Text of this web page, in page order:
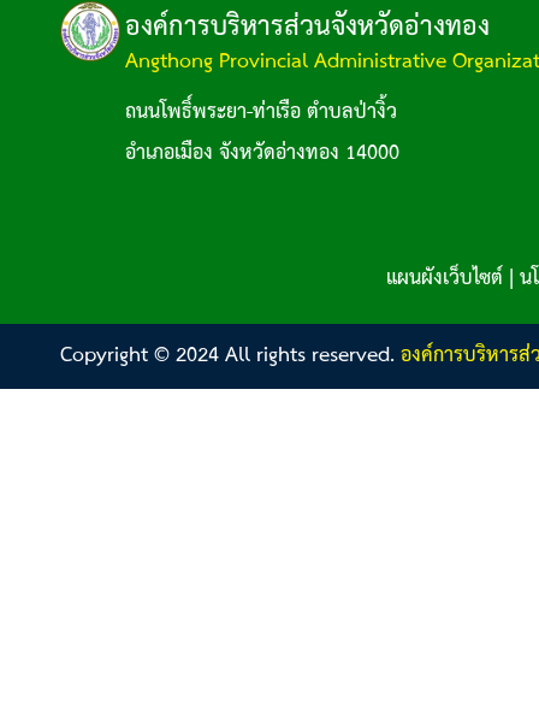
องค์การบริหารส่วนจังหวัดอ่างทอง
Angthong Provincial Administrative
ถนนโพธิ์พระยา-ท่าเรือ ตำบลป่างิ้ว
อำเภอเมือง จังหวัดอ่างทอง 14000
แผนผังเว็บไซต์|น
Copyright © 2024 All rights reserved.องค์การบริหาร